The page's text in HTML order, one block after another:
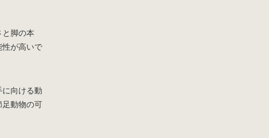
と脚の本
性が高いで
向ける動
足動物の可